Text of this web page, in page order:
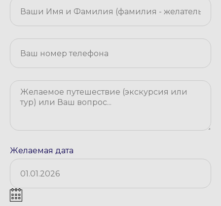
Желаемая дата